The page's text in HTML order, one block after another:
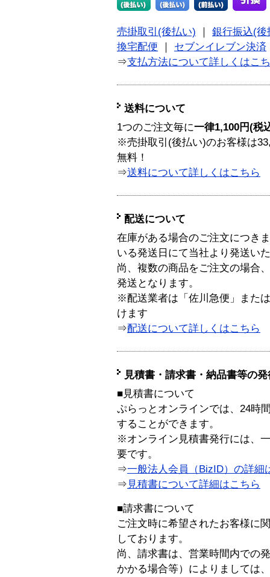
売掛取引(後払い)
銀行振込(後
換宅配便
セブンイレブン決済
⇒支払方法について詳しくはこ
送料について
1つのご注文毎に一律1,100円(税
※売掛取引(後払い)のお客様は
無料！
⇒送料について詳しくはこちら
配送について
在庫がある場合のご注文につき
いる発送日にて当社より発送い
尚、複数の商品をご注文の場合
発送となります。
※配送業者は「佐川急便」また
けます
⇒配送について詳しくはこちら
見積書・請求書・納品書等の
■見積書について
ぷらっとオンラインでは、24時
することができます。
※オンライン見積書発行には、
要です。
⇒一般法人会員（BizID）の詳細
⇒ 見積書について詳細はこちら
■請求書について
ご注文時に希望されたお客様に
しております。
尚、請求書は、営業時間内での
かかる場合等）によりましては